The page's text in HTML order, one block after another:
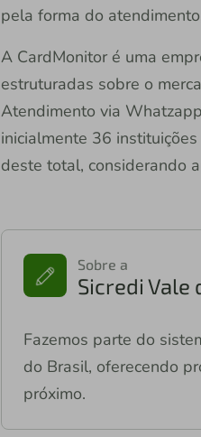
pela forma do
A CardMonitor é uma
estruturadas sobre o
Atendimento via
inicialmente 36
deste total, considerando
Sobre a
Sicredi Vale
Fazemos parte do
do Brasil, oferecendo
próximo.